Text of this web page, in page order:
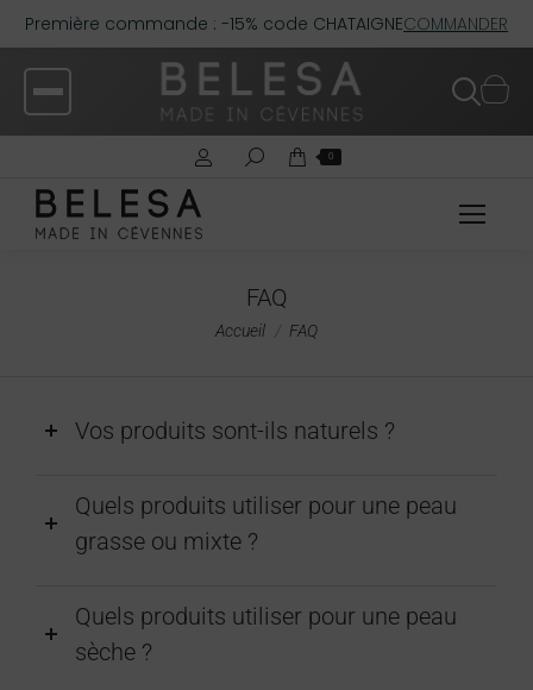
Première commande : -15% code CHATAIGNECOMMANDER
0
FAQ
Vous êtes ici :
Accueil FAQ
Vos produits sont-ils naturels ?
Quels produits utiliser pour une peau
grasse ou mixte ?
Quels produits utiliser pour une peau
sèche ?